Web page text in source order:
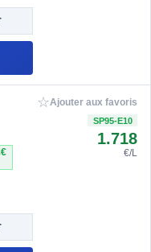
☆Ajouter aux favoris
SP95-E10
1.718
€/L